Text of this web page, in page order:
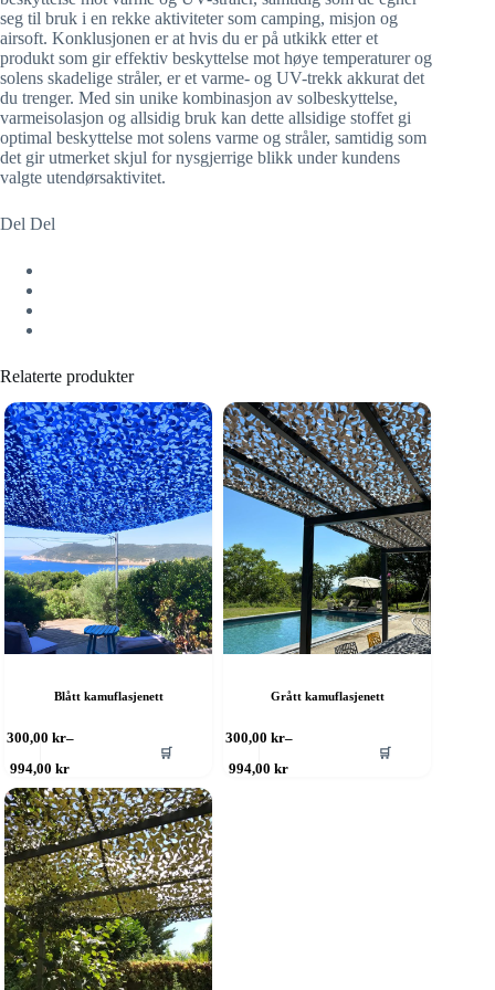
seg til bruk i en rekke aktiviteter som camping, misjon og
airsoft. Konklusjonen er at hvis du er på utkikk etter et
produkt som gir effektiv beskyttelse mot høye temperaturer og
solens skadelige stråler, er et varme- og UV-trekk akkurat det
du trenger. Med sin unike kombinasjon av solbeskyttelse,
varmeisolasjon og allsidig bruk kan dette allsidige stoffet gi
optimal beskyttelse mot solens varme og stråler, samtidig som
det gir utmerket skjul for nysgjerrige blikk under kundens
valgte utendørsaktivitet.
Del Del
Relaterte produkter
Blått kamuflasjenett
300,00 kr–
994,00kr
Prisområde:
300,00 kr
til
994,00 kr
🛒
Grått kamuflasjenett
300,00 kr–
994,00kr
Prisområde:
300,00 kr
🛒
Dette
flere
varianter.
Alternativene
kan
velges
på
produktsiden